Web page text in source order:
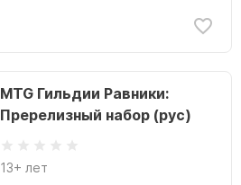
MTG Гильдии Равники:
Пререлизный набор (рус)
13+ лет